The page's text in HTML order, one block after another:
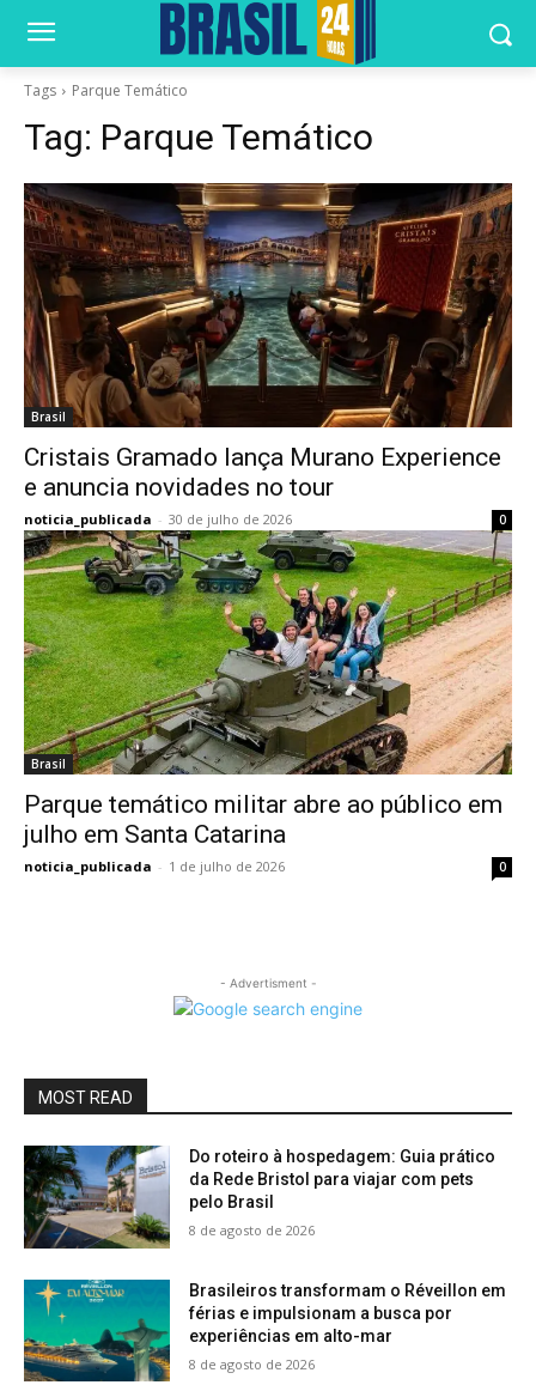
Tags Parque Temático
Tag: Parque Temático
Brasil
Cristais Gramado lança Murano Experience
e anuncia novidades no tour
noticia_publicada - 30 de julho de 2026 0
Brasil
Parque temático militar abre ao público em
julho em Santa Catarina
noticia_publicada - 1 de julho de 2026 0
- Advertisment -
MOST READ
Do roteiro à hospedagem: Guia prático
da Rede Bristol para viajar com pets
pelo Brasil
8 de agosto de 2026
Brasileiros transformam o Réveillon em
férias e impulsionam a busca por
experiências em alto-mar
8 de agosto de 2026